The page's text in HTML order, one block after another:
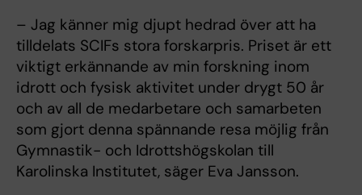
– Jag känner mig djupt hedrad över att ha
tilldelats SCIFs stora forskarpris. Priset är ett
viktigt erkännande av min forskning inom
idrott och fysisk aktivitet under drygt 50 år
och av all de medarbetare och samarbeten
som gjort denna spännande resa möjlig från
Gymnastik- och Idrottshögskolan till
Karolinska Institutet, säger Eva Jansson.